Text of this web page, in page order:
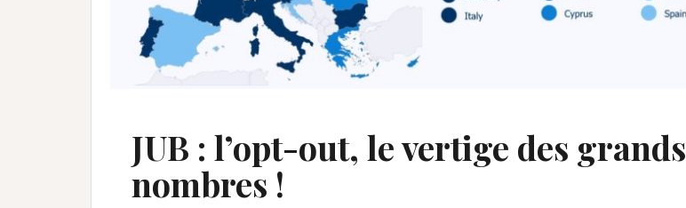
JUB : l’opt-out, le vertige des grands
nombres !